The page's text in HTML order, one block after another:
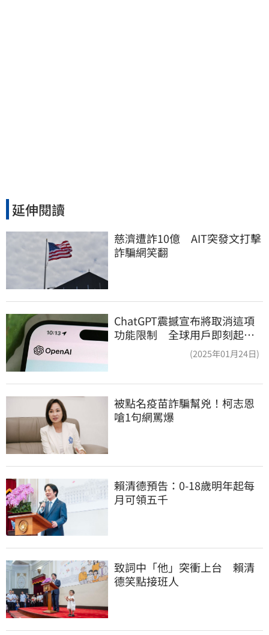
延伸閱讀
慈濟遭詐10億　AIT突發文打擊
詐騙網笑翻
ChatGPT震撼宣布將取消這項
功能限制 全球用戶即刻起
(2025年01月24日)
被點名疫苗詐騙幫兇！柯志恩
嗆1句網罵爆
賴清德預告：0-18歲明年起每
月可領五千
致詞中「他」突衝上台　賴清
德笑點接班人